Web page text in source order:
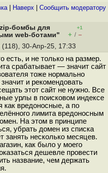
| Наверх Cообщить модератору
бомбы для
web-ботами"
+1
+ / –
(118), 30-Апр-25, 17:33
есть, и не только на размер.
срабатывает — значит сайт
тоже нормально
и рекомендовать
этот сайт не нужно. Все
урлы в поисковом индексе
как вредоносные, а по
лимита вредоносным
На этом в принципе
убрать домен из списка
занять несколько месяцев.
как было у моего
дешевле провести
название, чем держать